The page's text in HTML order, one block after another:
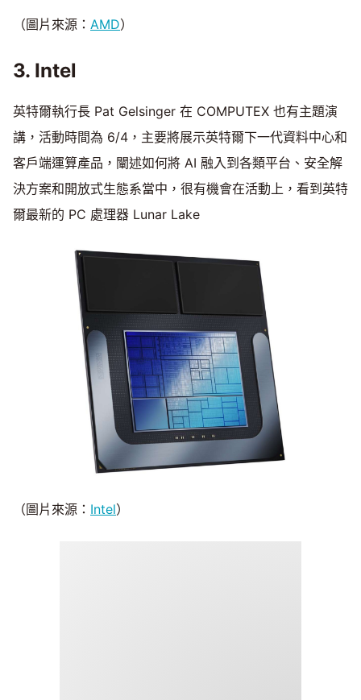
（圖片來源： AMD）
3. Intel
英特爾執行長 Pat Gelsinger 在 COMPUTEX 也有主題演
講，活動時間為 6/4，主要將展示英特爾下一代資料中心和
客戶端運算產品，闡述如何將 AI 融入到各類平台、安全解
決方案和開放式生態系當中，很有機會在活動上，看到英特
爾最新的 PC 處理器 Lunar Lake
（圖片來源： Intel）